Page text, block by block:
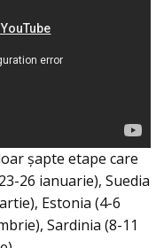
şapte etape care
26 ianuarie), Suedia
Estonia (4-6
Sardinia (8-11